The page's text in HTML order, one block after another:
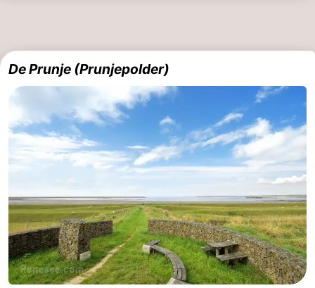
Route
Parkeren
Reisboekenwinkel
Nieuws
adressen
Regio
Zuid-
Holland
-
De Prunje (Prunjepolder)